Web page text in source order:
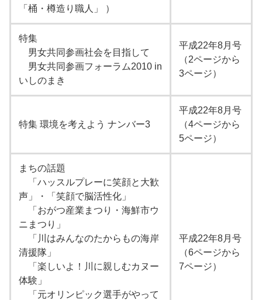
「桶・樽造り職人」 ）
特集
男女共同参画社会を目指して
男女共同参画フォーラム2010 in
いしのまき
平成22年8月号
（2ページから
3ページ）
特集 環境を考えよう ナンバー3
平成22年8月号
（4ページから
5ページ）
まちの話題
「ハッスルプレーに笑顔と大歓
声」・「笑顔で脳活性化」
「おがつ産業まつり・海鮮市ウ
ニまつり」
「川はみんなのたからもの海岸
清援隊」
「楽しいよ！川に親しむカヌー
体験」
「元オリンピック選手がやって
平成22年8月号
（6ページから
7ページ）